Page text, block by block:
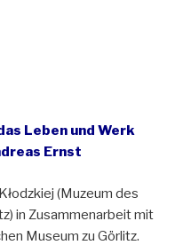
Leben und Werk
Ernst
(Muzeum des
in Zusammenarbeit mit
Museum zu Görlitz.